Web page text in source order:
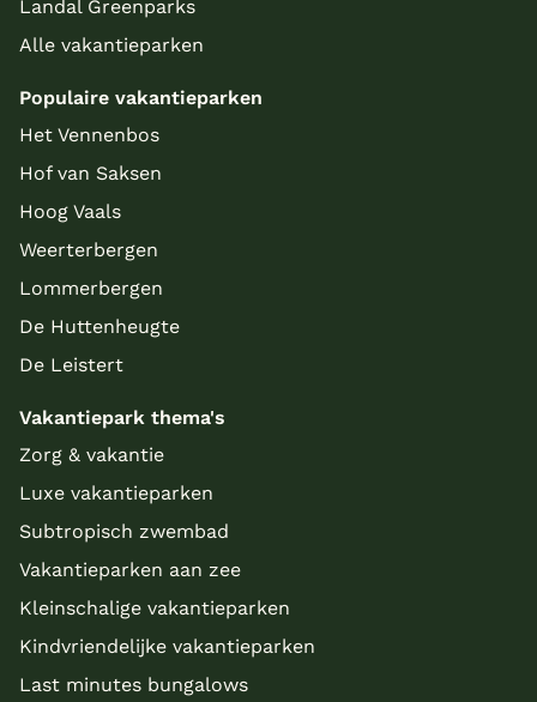
Landal Greenparks
Alle vakantieparken
Populaire vakantieparken
Het Vennenbos
Hof van Saksen
Hoog Vaals
Weerterbergen
Lommerbergen
De Huttenheugte
De Leistert
Vakantiepark thema's
Zorg & vakantie
Luxe vakantieparken
Subtropisch zwembad
Vakantieparken aan zee
Kleinschalige vakantieparken
Kindvriendelijke vakantieparken
Last minutes bungalows